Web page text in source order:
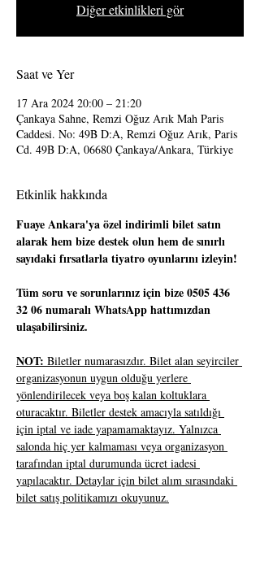
Diğer etkinlikleri gör
Saat ve Yer
17 Ara 2024 20:00 – 21:20
Çankaya Sahne, Remzi Oğuz Arık Mah Paris
Caddesi. No: 49B D:A, Remzi Oğuz Arık, Paris
Cd. 49B D:A, 06680 Çankaya/Ankara, Türkiye
Etkinlik hakkında
Fuaye Ankara'ya özel indirimli bilet satın
alarak hem bize destek olun hem de sınırlı
sayıdaki fırsatlarla tiyatro oyunlarını izleyin!
Tüm soru ve sorunlarınız için bize 0505 436
32 06 numaralı WhatsApp hattımızdan
ulaşabilirsiniz.
NOT: Biletler numarasızdır. Bilet alan seyirciler
organizasyonun uygun olduğu yerlere
yönlendirilecek veya boş kalan koltuklara
oturacaktır. Biletler destek amacıyla satıldığı
için iptal ve iade yapamamaktayız. Yalnızca
salonda hiç yer kalmaması veya organizasyon
tarafından iptal durumunda ücret iadesi
yapılacaktır. Detaylar için bilet alım sırasındaki
bilet satış politikamızı okuyunuz.